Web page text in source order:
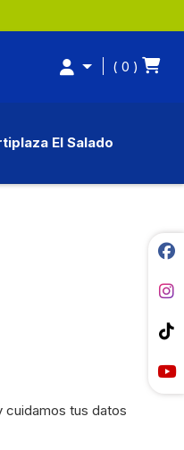
0
El Salado
cuidamos tus datos